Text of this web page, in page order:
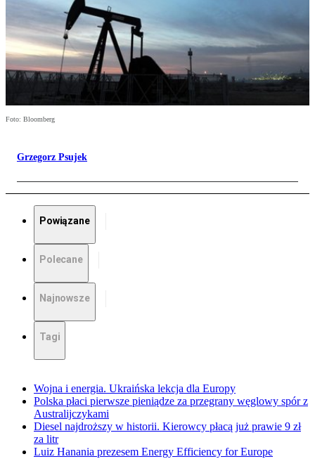
Foto: Bloomberg
Grzegorz Psujek
Powiązane
Polecane
Najnowsze
Tagi
Wojna i energia. Ukraińska lekcja dla Europy
Polska płaci pierwsze pieniądze za przegrany węglowy spór z
Australijczykami
Diesel najdroższy w historii. Kierowcy płacą już prawie 9 zł
za litr
Luiz Hanania prezesem Energy Efficiency for Europe